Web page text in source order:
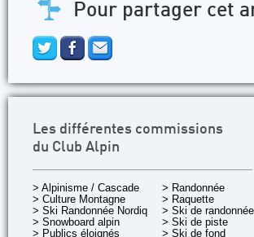
Pour partager cet
Les différentes commissions
du Club Alpin
> Alpinisme / Cascade
> Culture Montagne
> Ski Randonnée Nordique
> Snowboard alpin
> Publics éloignés
> Randonnée
> Raquette
> Ski de randonnée
> Ski de piste
> Ski de fond